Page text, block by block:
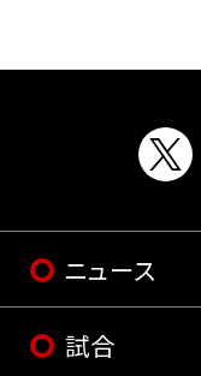
ニュース
試合